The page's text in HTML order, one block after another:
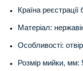
Країна
Матеріал:
Особливості:
Розмір мийки, мм: